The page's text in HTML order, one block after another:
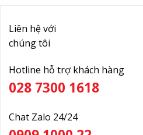
Liên hệ với
chúng tôi
Hotline hỗ trợ khách hàng
028 7300 1618
Chat Zalo 24/24